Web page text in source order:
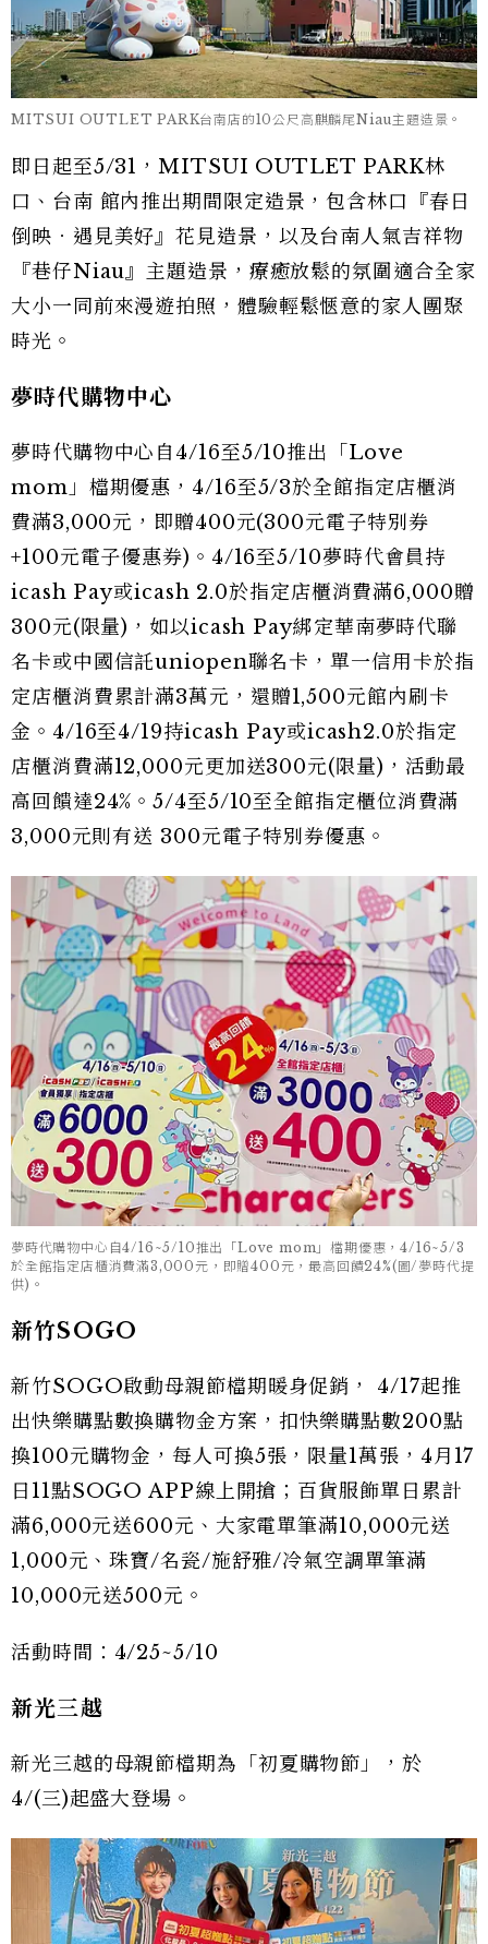
MITSUI OUTLET PARK台南店的10公尺高麒麟尾Niau主題造景。
即日起至5/31，MITSUI OUTLET PARK林
口、台南 館內推出期間限定造景，包含林口『春日
倒映．遇見美好』花見造景，以及台南人氣吉祥物
『巷仔Niau』主題造景，療癒放鬆的氛圍適合全家
大小一同前來漫遊拍照，體驗輕鬆愜意的家人團聚
時光。
夢時代購物中心
夢時代購物中心自4/16至5/10推出「Love
mom」檔期優惠，4/16至5/3於全館指定店櫃消
費滿3,000元，即贈400元(300元電子特別券
+100元電子優惠券)。4/16至5/10夢時代會員持
icash Pay或icash 2.0於指定店櫃消費滿6,000贈
300元(限量)，如以icash Pay綁定華南夢時代聯
名卡或中國信託uniopen聯名卡，單一信用卡於指
定店櫃消費累計滿3萬元，還贈1,500元館內刷卡
金。4/16至4/19持icash Pay或icash2.0於指定
店櫃消費滿12,000元更加送300元(限量)，活動最
高回饋達24%。5/4至5/10至全館指定櫃位消費滿
3,000元則有送 300元電子特別券優惠。
夢時代購物中心自4/16~5/10推出「Love mom」檔期優惠，4/16~5/3
於全館指定店櫃消費滿3,000元，即贈400元，最高回饋24%(圖/夢時代提
供)。
新竹SOGO
新竹SOGO啟動母親節檔期暖身促銷， 4/17起推
出快樂購點數換購物金方案，扣快樂購點數200點
換100元購物金，每人可換5張，限量1萬張，4月17
日11點SOGO APP線上開搶；百貨服飾單日累計
滿6,000元送600元、大家電單筆滿10,000元送
1,000元、珠寶/名瓷/施舒雅/冷氣空調單筆滿
10,000元送500元。
活動時間：4/25~5/10
新光三越
新光三越的母親節檔期為「初夏購物節」，於
4/(三)起盛大登場。